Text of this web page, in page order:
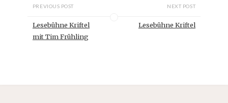
PREVIOUS POST
Lesebühne Kriftel
mit Tim Frühling
NEXT POST
Lesebühne Kriftel